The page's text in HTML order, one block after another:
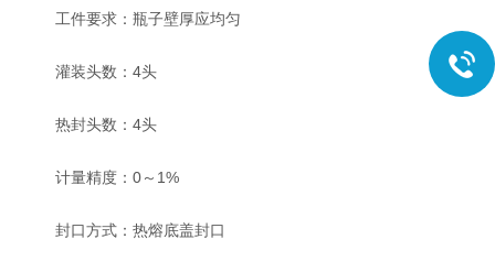
工件要求：瓶子壁厚应均匀
灌装头数：4头
热封头数：4头
计量精度：0～1%
封口方式：热熔底盖封口